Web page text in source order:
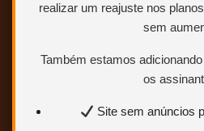
realizar um reajuste nos
sem
Também estamos
os
Site sem anúncios